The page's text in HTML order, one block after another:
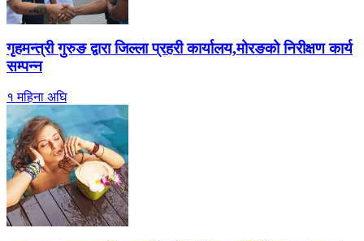
गृहमन्त्री गुरुङ द्वारा जिल्ला प्रहरी कार्यालय,मोरङको निरीक्षण कार्य
सम्पन्न
१ महिना अघि